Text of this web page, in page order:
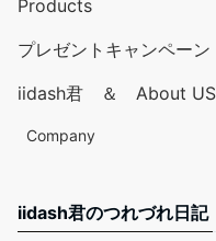
Products
プレゼントキャンペーン
iidash君 ＆ About US
Company
iidash君のつれづれ日記